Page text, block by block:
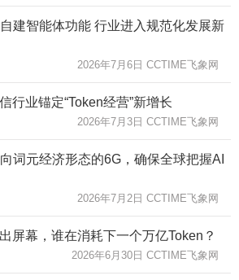
建智能体功能 行业进入规范化发展新
2026年7月6日 CCTIME飞象网
行业锚定“Token经营”新增长
2026年7月3日 CCTIME飞象网
词元经济形态的6G，确保全球把握AI
2026年7月2日 CCTIME飞象网
屏幕，谁在消耗下一个万亿Token？
2026年6月30日 CCTIME飞象网